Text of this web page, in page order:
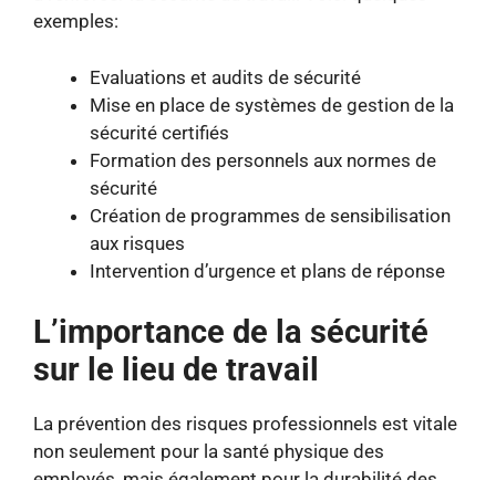
exemples:
Evaluations et audits de sécurité
Mise en place de systèmes de gestion de la
sécurité certifiés
Formation des personnels aux normes de
sécurité
Création de programmes de sensibilisation
aux risques
Intervention d’urgence et plans de réponse
L’importance de la sécurité
sur le lieu de travail
La prévention des risques professionnels est vitale
non seulement pour la santé physique des